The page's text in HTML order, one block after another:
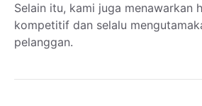
Selain itu, kami juga menawarkan
kompetitif dan selalu
pelanggan.